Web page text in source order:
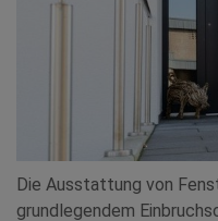
Die Ausstattung von
grundlegendem